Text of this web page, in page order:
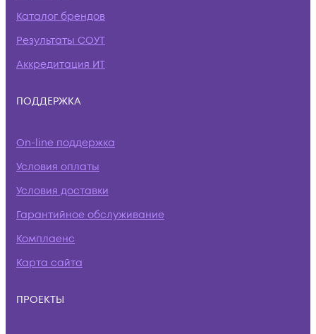
Каталог брендов
Результаты СОУТ
Аккредитация ИТ
ПОДДЕРЖКА
On-line поддержка
Условия оплаты
Условия доставки
Гарантийное обслуживание
Комплаенс
Карта сайта
ПРОЕКТЫ